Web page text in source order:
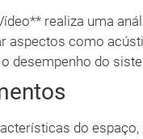
realiza uma
aspectos como
desempenho do
do